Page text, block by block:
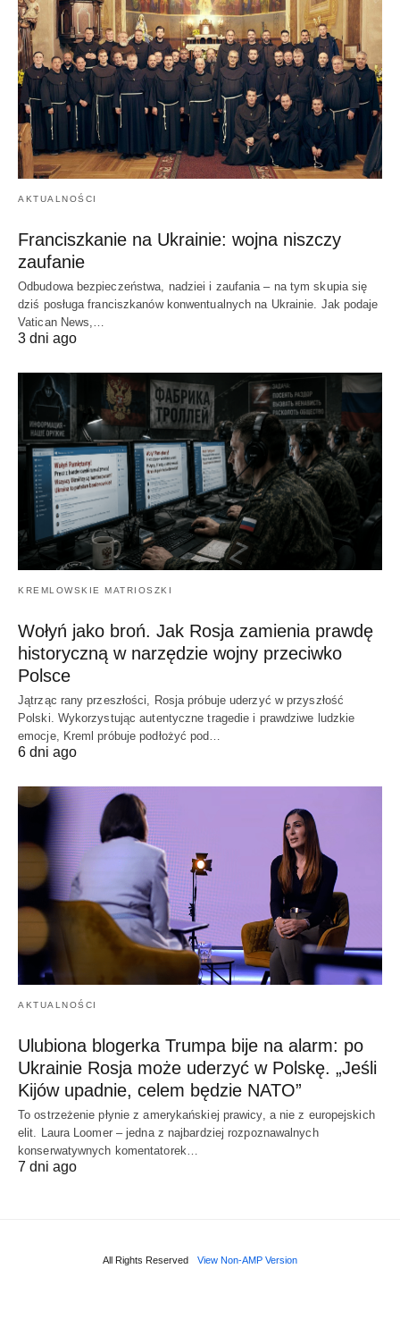
AKTUALNOŚCI
Franciszkanie na Ukrainie: wojna niszczy
zaufanie
Odbudowa bezpieczeństwa, nadziei i zaufania – na tym skupia się
dziś posługa franciszkanów konwentualnych na Ukrainie. Jak podaje
Vatican News,…
3 dni ago
KREMLOWSKIE MATRIOSZKI
Wołyń jako broń. Jak Rosja zamienia prawdę
historyczną w narzędzie wojny przeciwko
Polsce
Jątrząc rany przeszłości, Rosja próbuje uderzyć w przyszłość
Polski. Wykorzystując autentyczne tragedie i prawdziwe ludzkie
emocje, Kreml próbuje podłożyć pod…
6 dni ago
AKTUALNOŚCI
Ulubiona blogerka Trumpa bije na alarm: po
Ukrainie Rosja może uderzyć w Polskę. „Jeśli
Kijów upadnie, celem będzie NATO”
To ostrzeżenie płynie z amerykańskiej prawicy, a nie z europejskich
elit. Laura Loomer – jedna z najbardziej rozpoznawalnych
konserwatywnych komentatorek…
7 dni ago
All Rights Reserved View Non-AMP Version